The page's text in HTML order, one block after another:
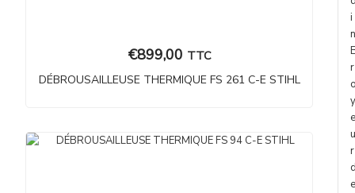
€899,00 TTC
DÉBROUSAILLEUSE THERMIQUE FS 261 C-E STIHL
i
n
r
y
e
u
r
e